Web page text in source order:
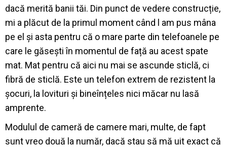
dacă merită banii tăi. Din punct de vedere construcție,
mi a plăcut de la primul moment când l am pus mâna
pe el și asta pentru că o mare parte din telefoanele pe
care le găsești în momentul de față au acest spate
mat. Mat pentru că aici nu mai se ascunde sticlă, ci
fibră de sticlă. Este un telefon extrem de rezistent la
șocuri, la lovituri și bineînțeles nici măcar nu lasă
amprente.
Modulul de cameră de camere mari, multe, de fapt
sunt vreo două la număr, dacă stau să mă uit exact că